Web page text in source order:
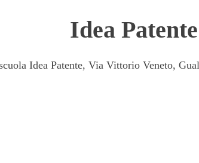
Idea Patente
Idea Patente, Via Vittorio Veneto,